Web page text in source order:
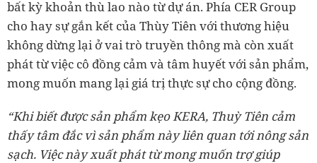
bất kỳ khoản thù lao nào từ dự án. Phía CER Group
cho hay sự gắn kết của Thùy Tiên với thương hiệu
không dừng lại ở vai trò truyền thông mà còn xuất
phát từ việc cô đồng cảm và tâm huyết với sản phẩm,
mong muốn mang lại giá trị thực sự cho cộng đồng.
“Khi biết được sản phẩm kẹo KERA, Thuỳ Tiên cảm
thấy tâm đắc vì sản phẩm này liên quan tới nông sản
sạch. Việc này xuất phát từ mong muốn trợ giúp